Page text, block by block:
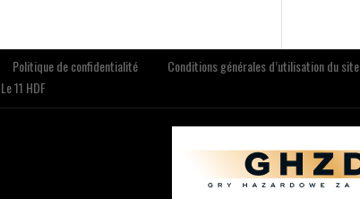
Politique de confidentialité Conditions générales d’utilisation du site
Le 11 HDF